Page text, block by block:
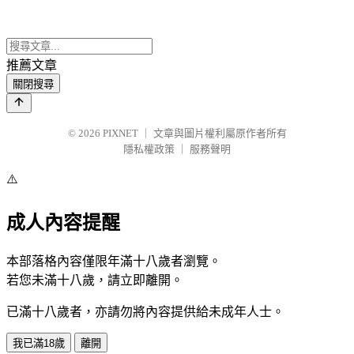
推薦文章
關閉搜尋
© 2026 PIXNET
文章與圖片權利屬原作者所有
隱私權政策
服務聲明
⚠️
成人內容提醒
本部落格內容僅限年滿十八歲者瀏覽。
若您未滿十八歲，請立即離開。
已滿十八歲者，亦請勿將內容提供給未成年人士。
我已滿18歲 離開